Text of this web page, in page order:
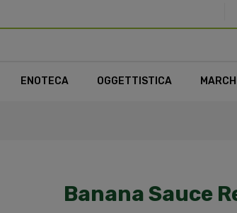
ENOTECA OGGETTISTICA MARCHI
Banana Sauce